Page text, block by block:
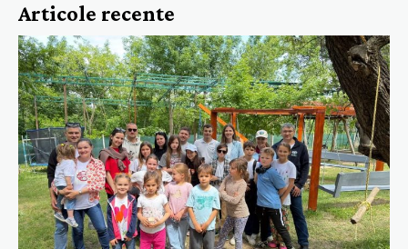
Articole recente